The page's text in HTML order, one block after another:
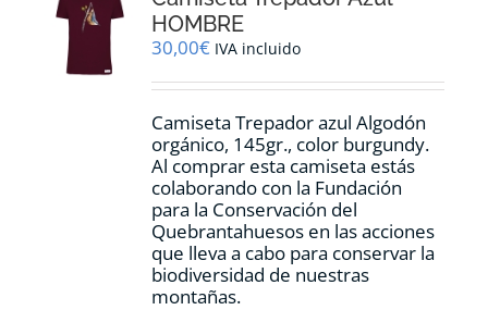
elegir
la
de
producto
HOMBRE
30,00€ IVA incluido
Camiseta Trepador azul Algodón
orgánico, 145gr., color burgundy.
Al comprar esta camiseta estás
colaborando con la Fundación
para la Conservación del
Quebrantahuesos en las acciones
que lleva a cabo para conservar la
biodiversidad de nuestras
montañas.